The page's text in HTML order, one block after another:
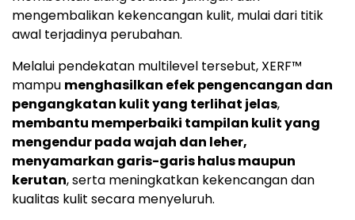
mengembalikan kekencangan kulit, mulai dari titik
awal terjadinya perubahan.
Melalui pendekatan multilevel tersebut, XERF™
mampu menghasilkan efek pengencangan dan
pengangkatan kulit yang terlihat jelas,
membantu memperbaiki tampilan kulit yang
mengendur pada wajah dan leher,
menyamarkan garis-garis halus maupun
kerutan, serta meningkatkan kekencangan dan
kualitas kulit secara menyeluruh.